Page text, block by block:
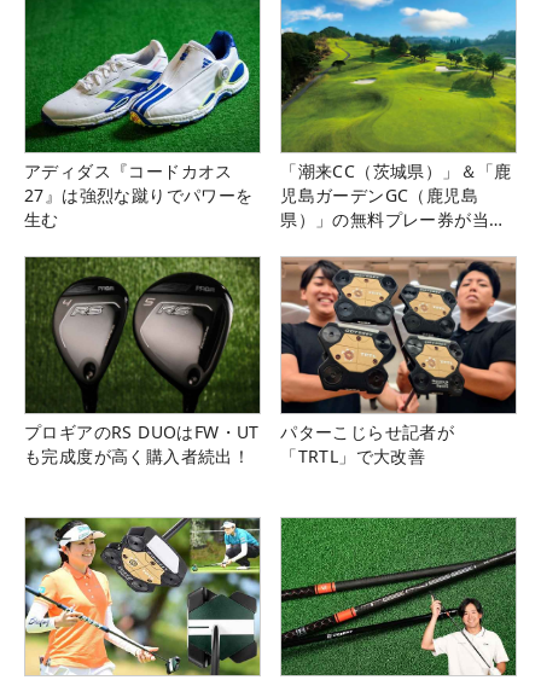
アディダス『コードカオス
27』は強烈な蹴りでパワーを
生む
「潮来CC（茨城県）」＆「鹿
児島ガーデンGC（鹿児島
県）」の無料プレー券が当た
プロギアのRS DUOはFW・UT
も完成度が高く購入者続出！
パターこじらせ記者が
「TRTL」で大改善